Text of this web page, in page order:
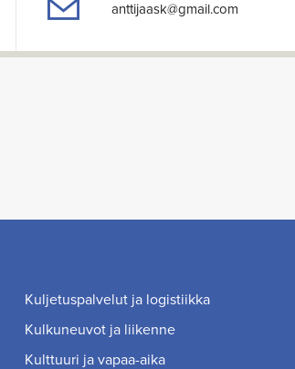
anttijaask@gmail.com
Kuljetuspalvelut ja logistiikka
Kulkuneuvot ja liikenne
Kulttuuri ja vapaa-aika